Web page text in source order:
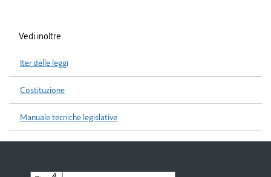
Vedi inoltre
Iter delle leggi
Costituzione
Manuale tecniche legislative